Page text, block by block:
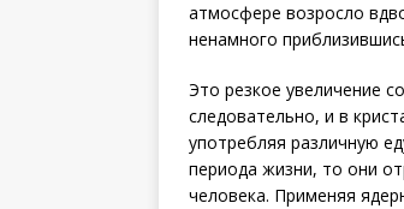
атмосфере возросло
ненамного
Это резкое увеличение
следовательно, и в
употребляя различную
периода жизни, то они
человека. Применяя